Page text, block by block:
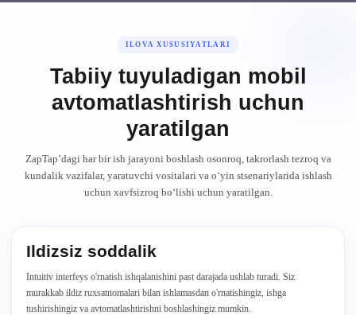
ILOVA XUSUSIYATLARI
Tabiiy tuyuladigan mobil
avtomatlashtirish uchun
yaratilgan
ZapTap’dagi har bir ish jarayoni boshlash osonroq, takrorlash tezroq va
kundalik vazifalar, yaratuvchi vositalari va o‘yin stsenariylarida ishlash
uchun xavfsizroq bo‘lishi uchun yaratilgan.
Ildizsiz soddalik
Intuitiv interfeys o'rnatish ishqalanishini past darajada ushlab turadi. Siz
murakkab ildiz ruxsatnomalari bilan ishlamasdan o'rnatishingiz, ishga
tushirishingiz va avtomatlashtirishni boshlashingiz mumkin.